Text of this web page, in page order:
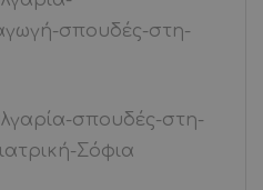
σπουδές-στη-
σπουδές-στη-
Σόφια